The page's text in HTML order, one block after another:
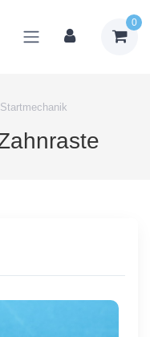
0
Startmechanik